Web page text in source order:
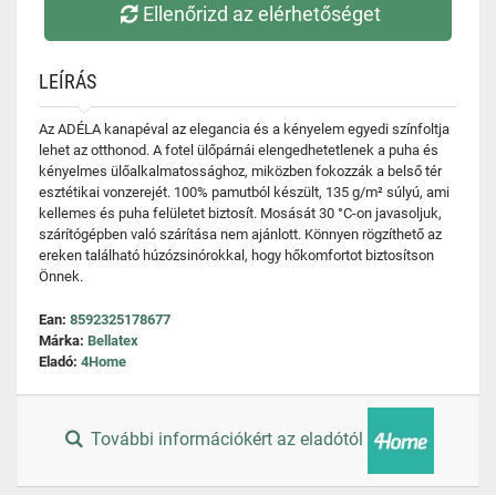
Ellenőrizd az elérhetőséget
LEÍRÁS
Az ADÉLA kanapéval az elegancia és a kényelem egyedi színfoltja
lehet az otthonod. A fotel ülőpárnái elengedhetetlenek a puha és
kényelmes ülőalkalmatossághoz, miközben fokozzák a belső tér
esztétikai vonzerejét. 100% pamutból készült, 135 g/m² súlyú, ami
kellemes és puha felületet biztosít. Mosását 30 °C-on javasoljuk,
szárítógépben való szárítása nem ajánlott. Könnyen rögzíthető az
ereken található húzózsinórokkal, hogy hőkomfortot biztosítson
Önnek.
Ean: 8592325178677
Márka: Bellatex
Eladó: 4Home
További információkért az eladótól